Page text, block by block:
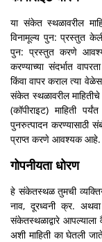
या संकेत स्थळावरील
विनामूल्य पुन: प्रस्तुत
पुन: प्रस्तुत करणे
करण्याच्या संदर्भात
किंवा वापर कराल त्या
संकेत स्थळावरील
(कॉपीराइट) माहिती
पुनरुत्पादन करण्यासाठी
प्राप्त करणे आवश्यक आहे.
गोपनीयता धोरण
हे संकेतस्थळ तुमची
नाव, दूरध्वनी क्र.
संकेतस्थळाद्वारे
अशी माहिती का घेतली